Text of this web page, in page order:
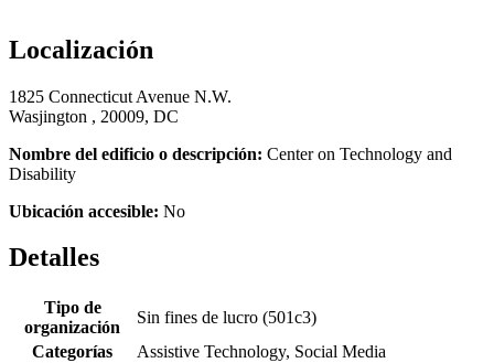
Localización
1825 Connecticut Avenue N.W.
Wasjington , 20009, DC
Nombre del edificio o descripción: Center on Technology and
Disability
Ubicación accesible: No
Detalles
Tipo de
organización
Sin fines de lucro (501c3)
Categorías
Assistive Technology, Social Media